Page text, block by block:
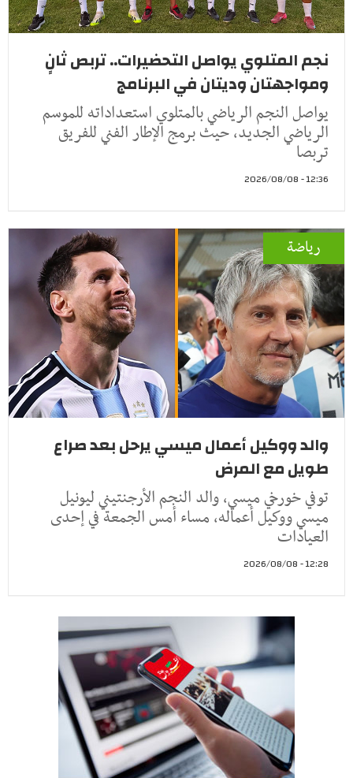
نجم المتلوي يواصل التحضيرات.. تربص ثانٍ
ومواجهتان وديتان في البرنامج
يواصل النجم الرياضي بالمتلوي استعداداته للموسم
الرياضي الجديد، حيث برمج الإطار الفني للفريق
تربصا
12:36 - 2026/08/08
رياضة
والد ووكيل أعمال ميسي يرحل بعد صراع
طويل مع المرض
توفي خورخي ميسي، والد النجم الأرجنتيني ليونيل
ميسي ووكيل أعماله، مساء أمس الجمعة في إحدى
العيادات
12:28 - 2026/08/08